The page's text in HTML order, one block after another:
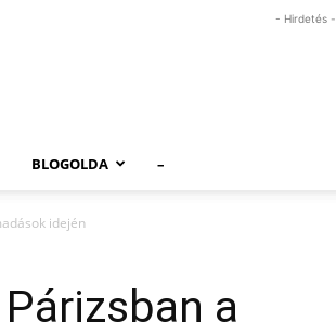
- Hirdetés -
BLOGOLDA –
idején
a